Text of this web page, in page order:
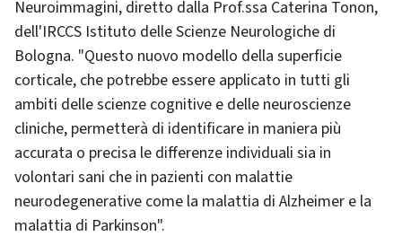
Neuroimmagini, diretto dalla Prof.ssa Caterina Tonon,
dell'IRCCS Istituto delle Scienze Neurologiche di
Bologna. "Questo nuovo modello della superficie
corticale, che potrebbe essere applicato in tutti gli
ambiti delle scienze cognitive e delle neuroscienze
cliniche, permetterà di identificare in maniera più
accurata o precisa le differenze individuali sia in
volontari sani che in pazienti con malattie
neurodegenerative come la malattia di Alzheimer e la
malattia di Parkinson".